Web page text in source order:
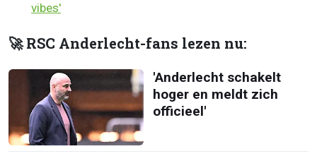
vibes'
🚀 RSC Anderlecht-fans lezen nu:
'Anderlecht schakelt
hoger en meldt zich
officieel'